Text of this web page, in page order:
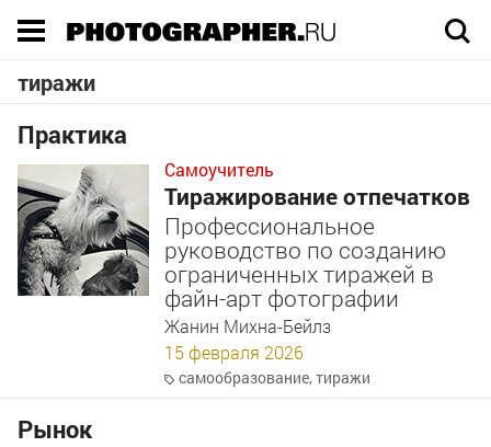
тиражи
Практика
Самоучитель
Тиражирование отпечатков
Профессиональное
руководство по созданию
ограниченных тиражей в
файн-арт фотографии
Жанин Михна-Бейлз
15 февраля 2026
самообразование,тиражи
Рынок